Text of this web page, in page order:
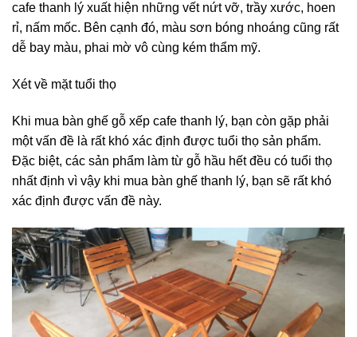
cafe thanh lý xuất hiện những vết nứt vỡ, trầy xước, hoen
rỉ, nấm mốc. Bên cạnh đó, màu sơn bóng nhoáng cũng rất
dễ bay màu, phai mờ vô cùng kém thẩm mỹ.
Xét về mặt tuổi thọ
Khi mua bàn ghế gỗ xếp cafe thanh lý, bạn còn gặp phải
một vấn đề là rất khó xác định được tuổi thọ sản phẩm.
Đặc biệt, các sản phẩm làm từ gỗ hầu hết đều có tuổi thọ
nhất định vì vậy khi mua bàn ghế thanh lý, bạn sẽ rất khó
xác định được vấn đề này.